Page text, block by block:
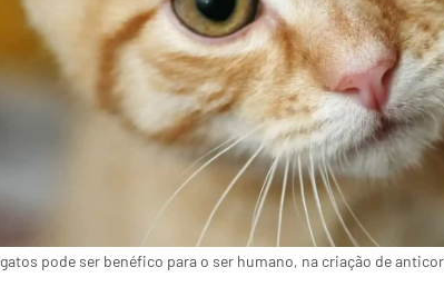
pode ser benéfico para o ser humano, na criação de